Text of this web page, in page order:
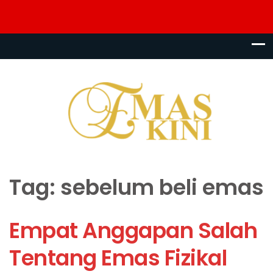
Tag: sebelum beli emas
Empat Anggapan Salah
Tentang Emas Fizikal